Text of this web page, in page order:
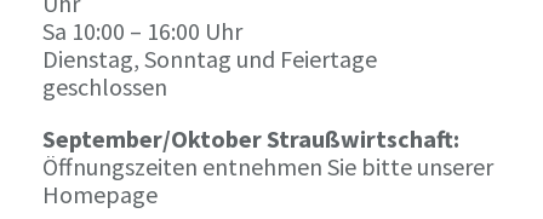
Sa 10:00 – 16:00 Uhr
Dienstag, Sonntag und Feiertage
geschlossen
September/Oktober Straußwirtschaft:
Öffnungszeiten entnehmen Sie bitte unserer
Homepage